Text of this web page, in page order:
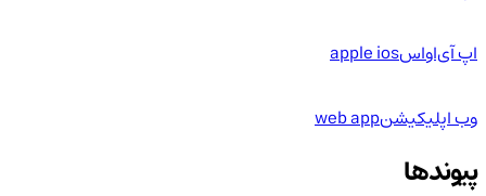
اپ آی‌او‌اسapple ios
وب اپلیکیشنweb app
پیوندها